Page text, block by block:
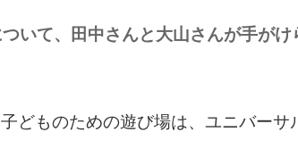
いて、田中さんと大山さんが手がけ
どものための遊び場は、ユニバーサ